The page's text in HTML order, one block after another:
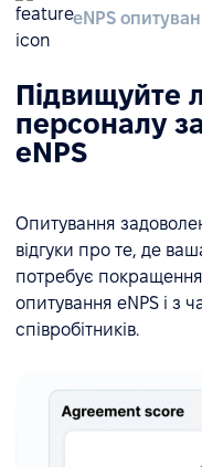
eNPS
Підвищуйте
персоналу
eNPS
Опитування
відгуки про те, де
потребує
опитування eNPS і з
співробітників.